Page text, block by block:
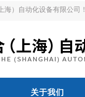
）自动化设备有限公司！
关于我们